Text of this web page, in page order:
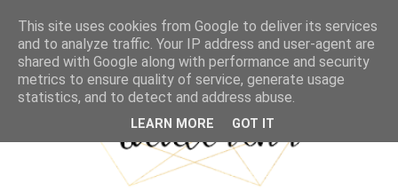
This site uses cookies from Google to deliver its services
and to analyze traffic. Your IP address and user-agent are
shared with Google along with performance and security
metrics to ensure quality of service, generate usage
statistics, and to detect and address abuse.
LEARN MORE GOT IT